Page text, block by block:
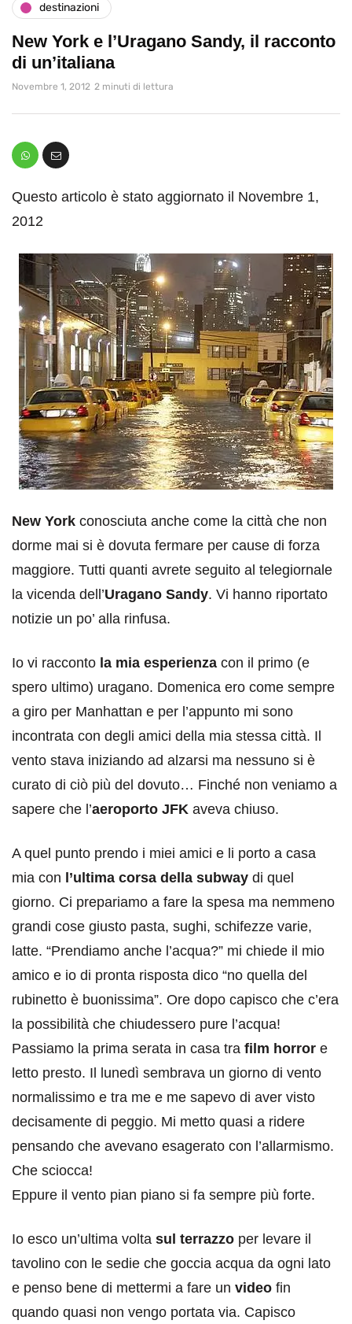
destinazioni
New York e l’Uragano Sandy, il racconto
di un’italiana
Novembre 1, 2012 2 minuti di lettura
Questo articolo è stato aggiornato il Novembre 1,
2012
New York conosciuta anche come la città che non
dorme mai si è dovuta fermare per cause di forza
maggiore. Tutti quanti avrete seguito al telegiornale
la vicenda dell’Uragano Sandy. Vi hanno riportato
notizie un po’ alla rinfusa.
Io vi racconto la mia esperienza con il primo (e
spero ultimo) uragano. Domenica ero come sempre
a giro per Manhattan e per l’appunto mi sono
incontrata con degli amici della mia stessa città. Il
vento stava iniziando ad alzarsi ma nessuno si è
curato di ciò più del dovuto… Finché non veniamo a
sapere che l’aeroporto JFK aveva chiuso.
A quel punto prendo i miei amici e li porto a casa
mia con l’ultima corsa della subway di quel
giorno. Ci prepariamo a fare la spesa ma nemmeno
grandi cose giusto pasta, sughi, schifezze varie,
latte. “Prendiamo anche l’acqua?” mi chiede il mio
amico e io di pronta risposta dico “no quella del
rubinetto è buonissima”. Ore dopo capisco che c’era
la possibilità che chiudessero pure l’acqua!
Passiamo la prima serata in casa tra film horror e
letto presto. Il lunedì sembrava un giorno di vento
normalissimo e tra me e me sapevo di aver visto
decisamente di peggio. Mi metto quasi a ridere
pensando che avevano esagerato con l’allarmismo.
Che sciocca!
Eppure il vento pian piano si fa sempre più forte.
Io esco un’ultima volta sul terrazzo per levare il
tavolino con le sedie che goccia acqua da ogni lato
e penso bene di mettermi a fare un video fin
quando quasi non vengo portata via. Capisco